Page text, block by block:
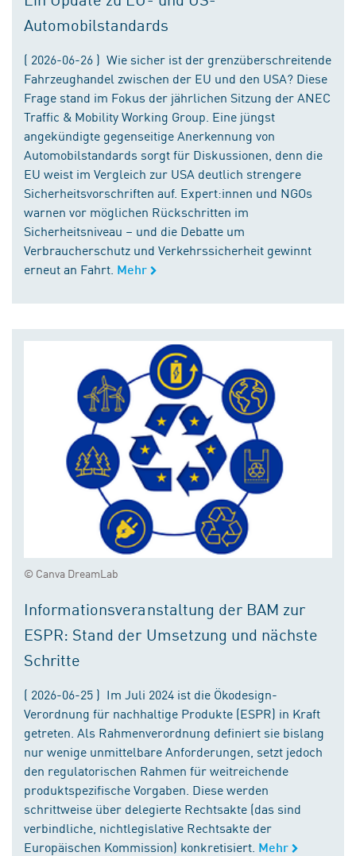
Automobilstandards
( 2026-06-26 ) Wie sicher ist der grenzüberschreitende
Fahrzeughandel zwischen der EU und den USA? Diese
Frage stand im Fokus der jährlichen Sitzung der ANEC
Traffic & Mobility Working Group. Eine jüngst
angekündigte gegenseitige Anerkennung von
Automobilstandards sorgt für Diskussionen, denn die
EU weist im Vergleich zur USA deutlich strengere
Sicherheitsvorschriften auf. Expert:innen und NGOs
warnen vor möglichen Rückschritten im
Sicherheitsniveau – und die Debatte um
Verbraucherschutz und Verkehrssicherheit gewinnt
erneut an Fahrt. Mehr
© Canva DreamLab
Informationsveranstaltung der BAM zur
ESPR: Stand der Umsetzung und nächste
Schritte
( 2026-06-25 ) Im Juli 2024 ist die Ökodesign-
Verordnung für nachhaltige Produkte (ESPR) in Kraft
getreten. Als Rahmenverordnung definiert sie bislang
nur wenige unmittelbare Anforderungen, setzt jedoch
den regulatorischen Rahmen für weitreichende
produktspezifische Vorgaben. Diese werden
schrittweise über delegierte Rechtsakte (das sind
verbindliche, nichtlegislative Rechtsakte der
Europäischen Kommission) konkretisiert. Mehr